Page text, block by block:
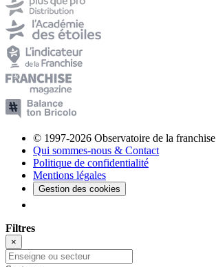
© 1997-2026 Observatoire de la franchise
Qui sommes-nous & Contact
Politique de confidentialité
Mentions légales
Gestion des cookies
Filtres
×